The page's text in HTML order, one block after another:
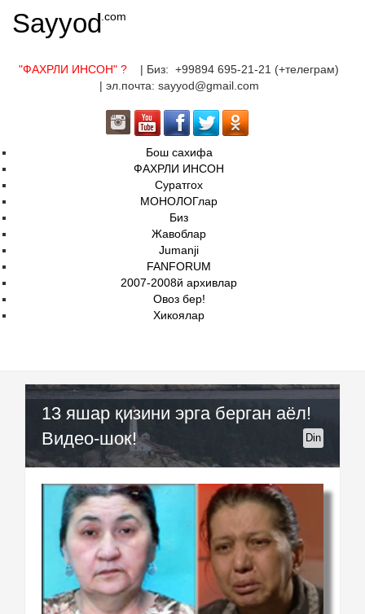
Sayyod .com
"ФАХРЛИ ИНСОН" ?
| Биз: +99894 695-21-21 (+телеграм)
| эл.почта: sayyod@gmail.com
Бош сахифа
ФАХРЛИ ИНСОН
Суратгох
МОНОЛОГлар
Биз
Жавоблар
Jumanji
FANFORUM
2007-2008й архивлар
Овоз бер!
Хикоялар
13 яшар қизини эрга берган аёл!
Видео-шок!
Din